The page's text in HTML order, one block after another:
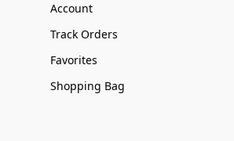
Account
Track Orders
Favorites
Shopping Bag